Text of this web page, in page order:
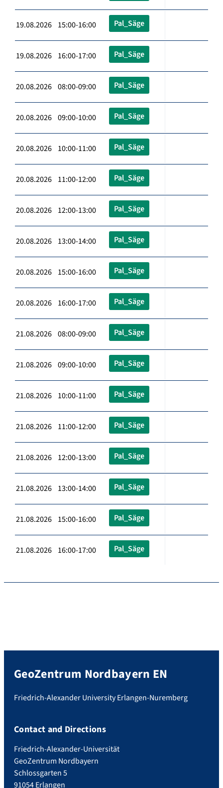
19.08.2026 15:00-16:00 Pal_Säge
19.08.2026 16:00-17:00 Pal_Säge
20.08.2026 08:00-09:00 Pal_Säge
20.08.2026 09:00-10:00 Pal_Säge
20.08.2026 10:00-11:00 Pal_Säge
20.08.2026 11:00-12:00 Pal_Säge
20.08.2026 12:00-13:00 Pal_Säge
20.08.2026 13:00-14:00 Pal_Säge
20.08.2026 15:00-16:00 Pal_Säge
20.08.2026 16:00-17:00 Pal_Säge
21.08.2026 08:00-09:00 Pal_Säge
21.08.2026 09:00-10:00 Pal_Säge
21.08.2026 10:00-11:00 Pal_Säge
21.08.2026 11:00-12:00 Pal_Säge
21.08.2026 12:00-13:00 Pal_Säge
21.08.2026 13:00-14:00 Pal_Säge
21.08.2026 15:00-16:00 Pal_Säge
21.08.2026 16:00-17:00 Pal_Säge
GeoZentrum Nordbayern EN
Friedrich-Alexander University Erlangen-Nuremberg
Contact and Directions
Friedrich-Alexander-Universität
GeoZentrum Nordbayern
Schlossgarten 5
91054 Erlangen